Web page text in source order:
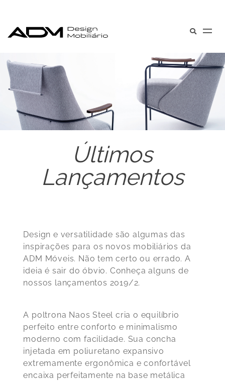
Últimos
Lançamentos
Design e versatilidade são algumas das
inspirações para os novos mobiliários da
ADM Móveis. Não tem certo ou errado. A
ideia é sair do óbvio. Conheça alguns de
nossos lançamentos 2019/2.
A poltrona Naos Steel cria o equilíbrio
perfeito entre conforto e minimalismo
moderno com facilidade. Sua concha
injetada em poliuretano expansivo
extremamente ergonômica e confortável
encaixa perfeitamente na base metálica